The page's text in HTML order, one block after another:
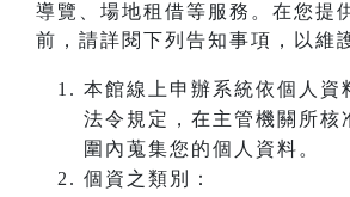
導覽、場地租借等服務。在您提
前，請詳閱下列告知事項，以維
本館線上申辦系統依個人資
法令規定，在主管機關所核
圍內蒐集您的個人資料。
個資之類別：